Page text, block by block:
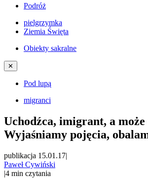
Podróż
pielgrzymka
Ziemia Święta
Obiekty sakralne
✕
Pod lupą
migranci
Uchodźca, imigrant, a
Wyjaśniamy pojęcia,
publikacja 15.01.17|
Paweł Cywiński
|4 min czytania